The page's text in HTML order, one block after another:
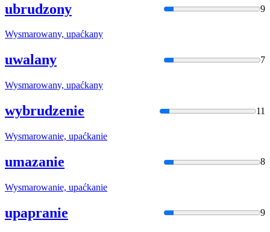
ubrudzony 9
Wysmarowany, upaćkany
uwalany 7
Wysmarowany, upaćkany
wybrudzenie 11
Wysmarowanie, upaćkanie
umazanie 8
Wysmarowanie, upaćkanie
upapranie 9